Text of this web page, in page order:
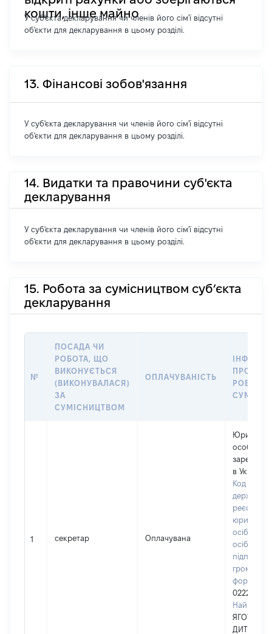
кошти, інше майно
У суб'єкта декларування чи членів його сім'ї відсутні
об'єкти для декларування в цьому розділі.
13. Фінансові зобов'язання
У суб'єкта декларування чи членів його сім'ї відсутні
об'єкти для декларування в цьому розділі.
14. Видатки та правочини суб'єкта
декларування
У суб'єкта декларування чи членів його сім'ї відсутні
об'єкти для декларування в цьому розділі.
15. Робота за сумісництвом суб’єкта
декларування
№
ПОСАДА ЧИ
РОБОТА, ЩО
ВИКОНУЄТЬСЯ
(ВИКОНУВАЛАСЯ)
ЗА
СУМІСНИЦТВОМ
ОПЛАЧУВАНІСТЬ
ПРО
РОБОТИ
1 секретар Оплачувана
Юридична
особа,
в Україні
Код в
реєстрі
осіб,
осіб –
02224658
ДИТЯЧА